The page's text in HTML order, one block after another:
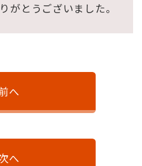
がとうございました。
へ
へ